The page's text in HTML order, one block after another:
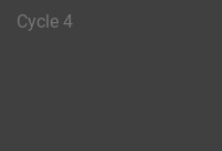
Cycle 4